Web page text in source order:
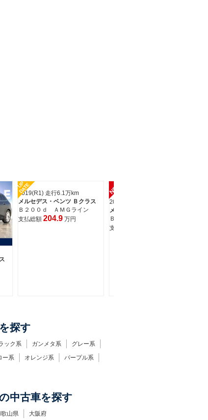
UP
DATE NEW
2019(R1) 走行1.3万km
メルセデス・ベンツ Ｂクラス
Ｂ１８０ ＡＭＧライン
支払総額
探す
ック系 ガンメタ系
グレー系
ー系 オレンジ系
パープル系
中古車を探す
山県 大阪府